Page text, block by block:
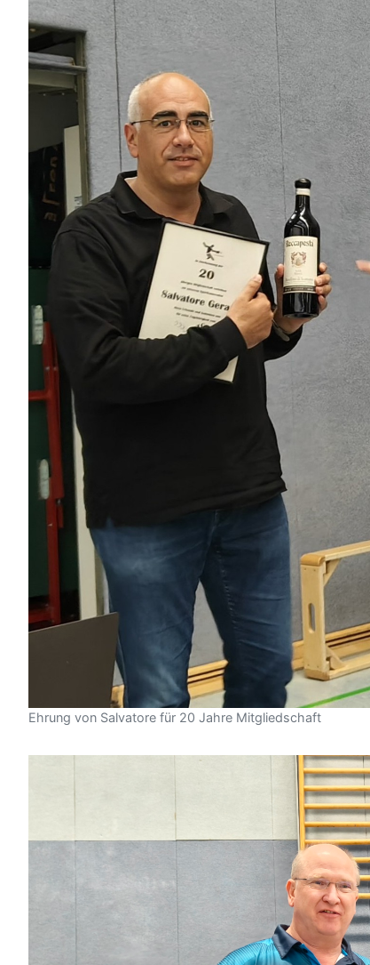
Ehrung von Salvatore für 20 Jahre Mitgliedschaft